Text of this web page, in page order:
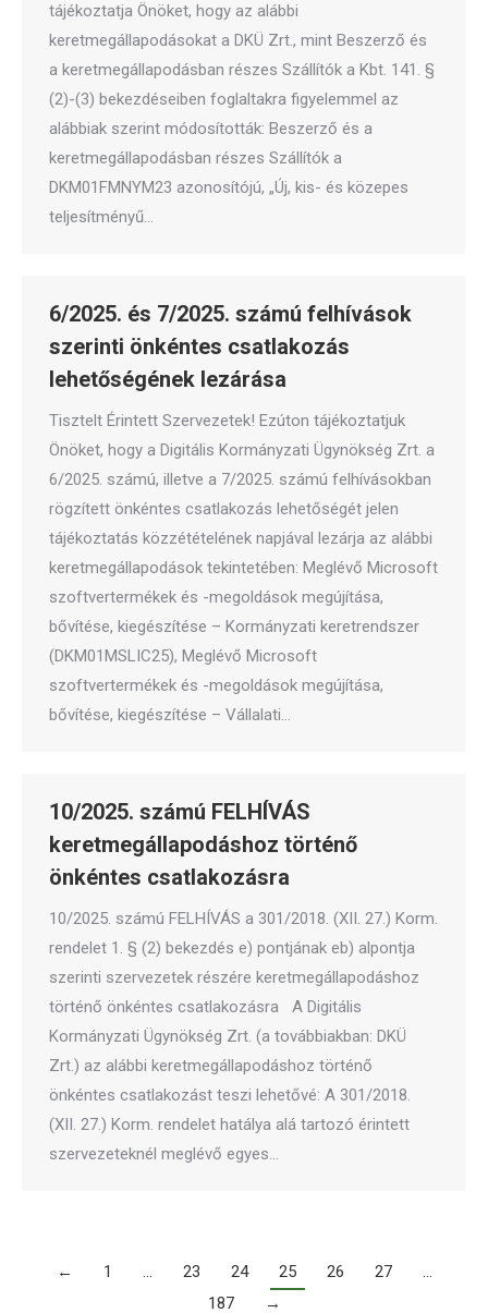
tájékoztatja Önöket, hogy az alábbi
keretmegállapodásokat a DKÜ Zrt., mint Beszerző és
a keretmegállapodásban részes Szállítók a Kbt. 141. §
(2)-(3) bekezdéseiben foglaltakra figyelemmel az
alábbiak szerint módosították: Beszerző és a
keretmegállapodásban részes Szállítók a
DKM01FMNYM23 azonosítójú, „Új, kis- és közepes
teljesítményű…
6/2025. és 7/2025. számú felhívások
szerinti önkéntes csatlakozás
lehetőségének lezárása
Tisztelt Érintett Szervezetek! Ezúton tájékoztatjuk
Önöket, hogy a Digitális Kormányzati Ügynökség Zrt. a
6/2025. számú, illetve a 7/2025. számú felhívásokban
rögzített önkéntes csatlakozás lehetőségét jelen
tájékoztatás közzétételének napjával lezárja az alábbi
keretmegállapodások tekintetében: Meglévő Microsoft
szoftvertermékek és -megoldások megújítása,
bővítése, kiegészítése – Kormányzati keretrendszer
(DKM01MSLIC25), Meglévő Microsoft
szoftvertermékek és -megoldások megújítása,
bővítése, kiegészítése – Vállalati…
10/2025. számú FELHÍVÁS
keretmegállapodáshoz történő
önkéntes csatlakozásra
10/2025. számú FELHÍVÁS a 301/2018. (XII. 27.) Korm.
rendelet 1. § (2) bekezdés e) pontjának eb) alpontja
szerinti szervezetek részére keretmegállapodáshoz
történő önkéntes csatlakozásra A Digitális
Kormányzati Ügynökség Zrt. (a továbbiakban: DKÜ
Zrt.) az alábbi keretmegállapodáshoz történő
önkéntes csatlakozást teszi lehetővé: A 301/2018.
(XII. 27.) Korm. rendelet hatálya alá tartozó érintett
szervezeteknél meglévő egyes…
← 1 … 23 24 25 26 27
…
187
→